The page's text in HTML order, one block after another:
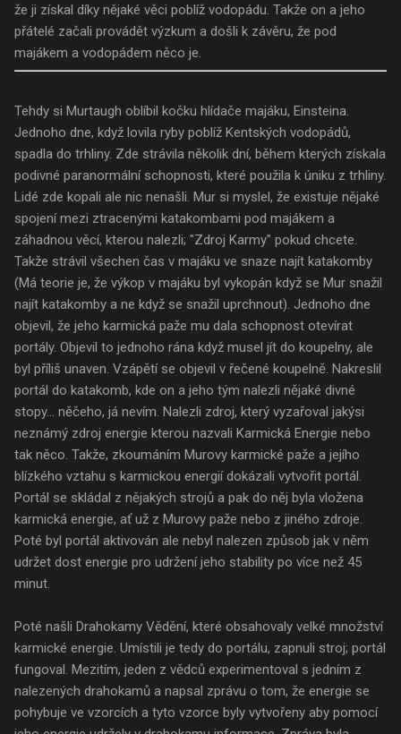
že ji získal díky nějaké věci poblíž vodopádu. Takže on a jeho
přátelé začali provádět výzkum a došli k závěru, že pod
majákem a vodopádem něco je.
Tehdy si Murtaugh oblíbil kočku hlídače majáku, Einsteina.
Jednoho dne, když lovila ryby poblíž Kentských vodopádů,
spadla do trhliny. Zde strávila několik dní, během kterých získala
podivné paranormální schopnosti, které použila k úniku z trhliny.
Lidé zde kopali ale nic nenašli. Mur si myslel, že existuje nějaké
spojení mezi ztracenými katakombami pod majákem a
záhadnou věcí, kterou nalezli; "Zdroj Karmy" pokud chcete.
Takže strávil všechen čas v majáku ve snaze najít katakomby
(Má teorie je, že výkop v majáku byl vykopán když se Mur snažil
najít katakomby a ne když se snažil uprchnout). Jednoho dne
objevil, že jeho karmická paže mu dala schopnost otevírat
portály. Objevil to jednoho rána když musel jít do koupelny, ale
byl příliš unaven. Vzápětí se objevil v řečené koupelně. Nakreslil
portál do katakomb, kde on a jeho tým nalezli nějaké divné
stopy... něčeho, já nevím. Nalezli zdroj, který vyzařoval jakýsi
neznámý zdroj energie kterou nazvali Karmická Energie nebo
tak něco. Takže, zkoumáním Murovy karmické paže a jejího
blízkého vztahu s karmickou energií dokázali vytvořit portál.
Portál se skládal z nějakých strojů a pak do něj byla vložena
karmická energie, ať už z Murovy paže nebo z jiného zdroje.
Poté byl portál aktivován ale nebyl nalezen způsob jak v něm
udržet dost energie pro udržení jeho stability po více než 45
minut.
Poté našli Drahokamy Vědění, které obsahovaly velké množství
karmické energie. Umístili je tedy do portálu, zapnuli stroj; portál
fungoval. Mezitím, jeden z vědců experimentoval s jedním z
nalezených drahokamů a napsal zprávu o tom, že energie se
pohybuje ve vzorcích a tyto vzorce byly vytvořeny aby pomocí